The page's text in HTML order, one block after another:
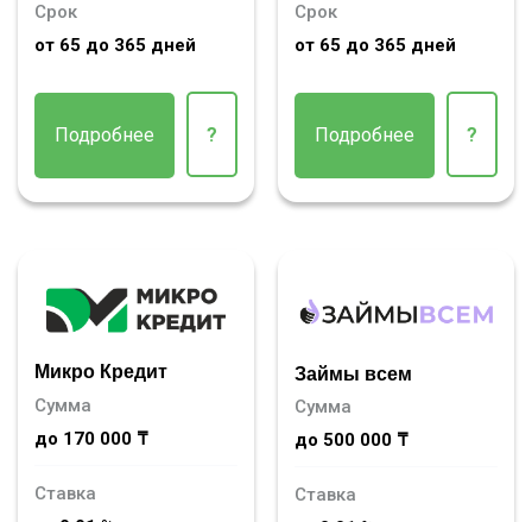
Срок
от 65 до 365 дней
Подробнее ?
Срок
от 65 до 365 дней
Подробнее ?
Микро Кредит
Сумма
до 170 000 ₸
Ставка
Займы всем
Сумма
до 500 000 ₸
Ставка